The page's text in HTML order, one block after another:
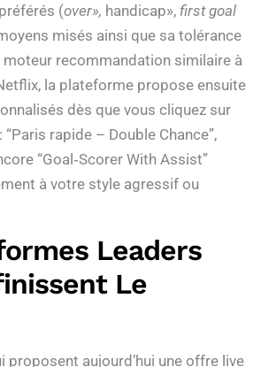
(over», handicap», first goal
misés ainsi que sa tolérance
moteur recommandation similaire à
la plateforme propose ensuite
dès que vous cliquez sur
“Paris rapide – Double Chance”,
“Goal‑Scorer With Assist”
à votre style agressif ou
Leaders
Le
proposent aujourd’hui une offre live